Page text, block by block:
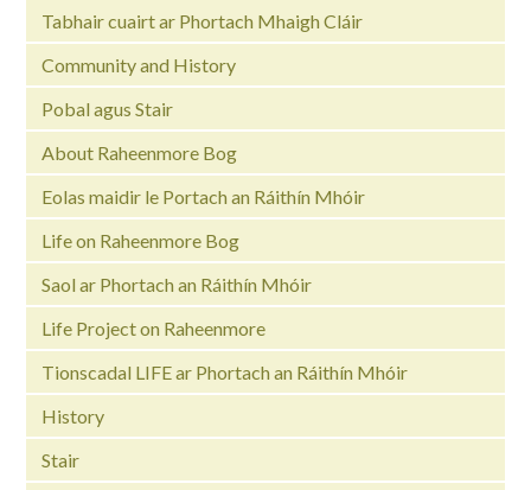
Tabhair cuairt ar Phortach Mhaigh Cláir
Community and History
Pobal agus Stair
About Raheenmore Bog
Eolas maidir le Portach an Ráithín Mhóir
Life on Raheenmore Bog
Saol ar Phortach an Ráithín Mhóir
Life Project on Raheenmore
Tionscadal LIFE ar Phortach an Ráithín Mhóir
History
Stair